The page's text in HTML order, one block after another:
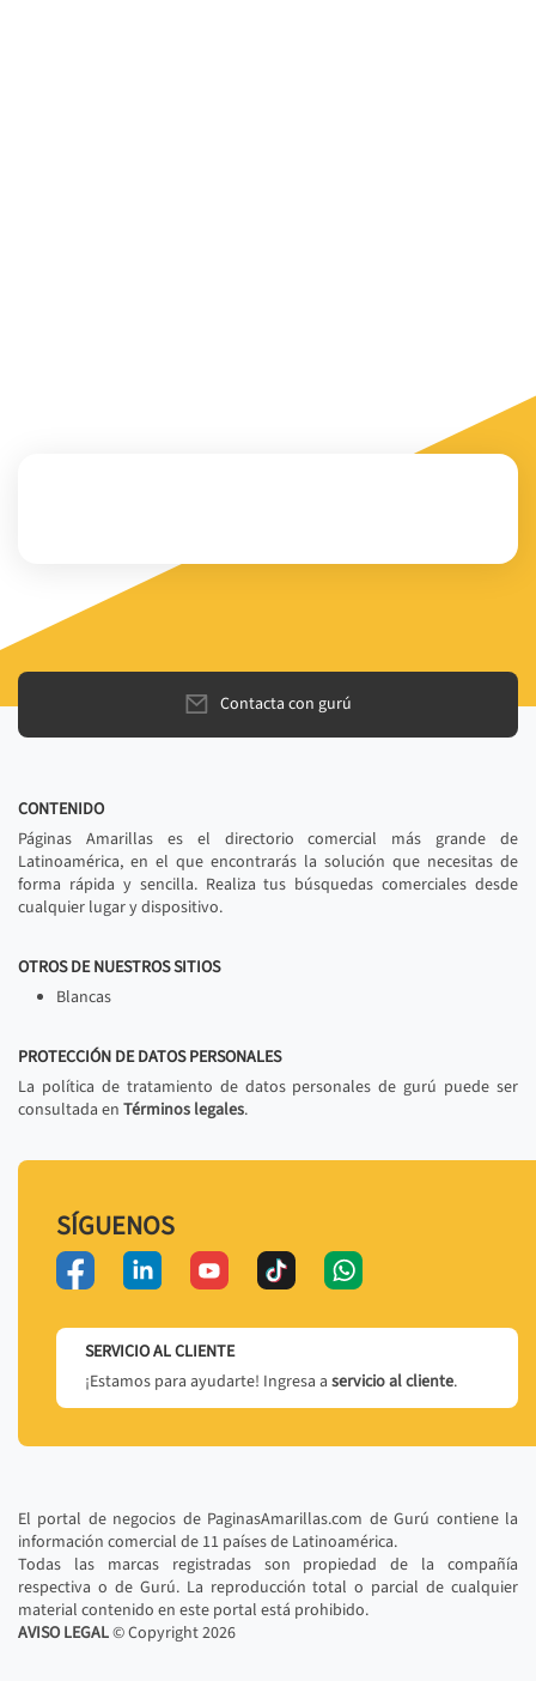
Contacta con gurú
CONTENIDO
Páginas Amarillas es el directorio comercial más grande de
Latinoamérica, en el que encontrarás la solución que necesitas de
forma rápida y sencilla. Realiza tus búsquedas comerciales desde
cualquier lugar y dispositivo.
OTROS DE NUESTROS SITIOS
Blancas
PROTECCIÓN DE DATOS PERSONALES
La política de tratamiento de datos personales de gurú puede ser
consultada en Términos legales.
SÍGUENOS
SERVICIO AL CLIENTE
¡Estamos para ayudarte! Ingresa a servicio al cliente.
El portal de negocios de PaginasAmarillas.com de Gurú contiene la
información comercial de 11 países de Latinoamérica.
Todas las marcas registradas son propiedad de la compañía
respectiva o de Gurú. La reproducción total o parcial de cualquier
material contenido en este portal está prohibido.
AVISO LEGAL© Copyright2026